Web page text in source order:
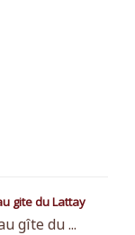
gite du Lattay
gîte du ...